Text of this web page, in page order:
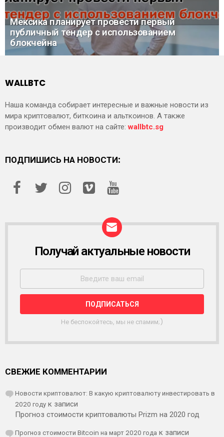
Мексика планирует провести первый
публичный тендер с использованием
блокчейна
WALLBTC
Наша команда собирает интересные и важные новости из
мира криптовалют, биткоина и альткоинов. А также
производит обмен валют на сайте:wallbtc.sg
ПОДПИШИСЬ НА НОВОСТИ:
С
Ы
Л
К
Получай актуальные новости
Не беспокойтесь, мы не спамим;)
СВЕЖИЕ КОММЕНТАРИИ
Новости криптовалют: В какую криптовалюту инвестировать в
2020 году к записи
Прогноз стоимости криптовалюты Prizm на 2020 год
Прогноз стоимости Bitcoin на март 2020 года к записи